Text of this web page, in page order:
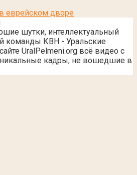
еврейском дворе
шутки, интеллектуальный
команды КВН - Уральские
UralPelmeni.org всё видео с
кадры, не вошедшие в